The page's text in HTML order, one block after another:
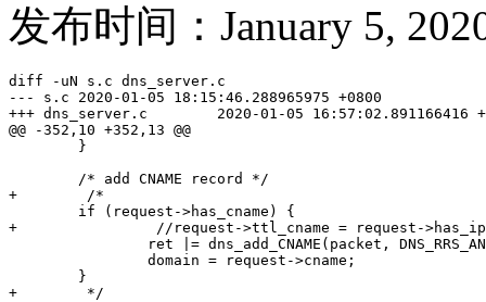
发布时间：January 5,
diff -uN s.c dns_server.c
--- s.c 2020-01-05 18:15:46.288965975 +0800
+++ dns_server.c        2020-01-05 16:57:02.891166416
@@ -352,10 +352,13 @@
        }
        /* add CNAME record */
+        /*
        if (request->has_cname) {
+                //request->ttl_cname = request-
ret |= dns_add_CNAME(packet,
                domain = request->cname;
        }
+        */